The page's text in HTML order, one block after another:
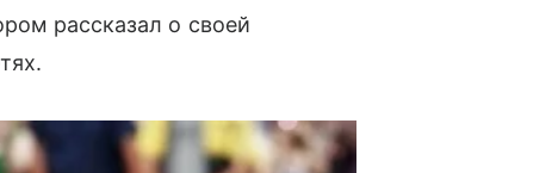
рассказал о своей